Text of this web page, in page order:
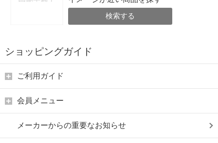
検索する
ショッピングガイド
ご利用ガイド
会員メニュー
メーカーからの重要なお知らせ